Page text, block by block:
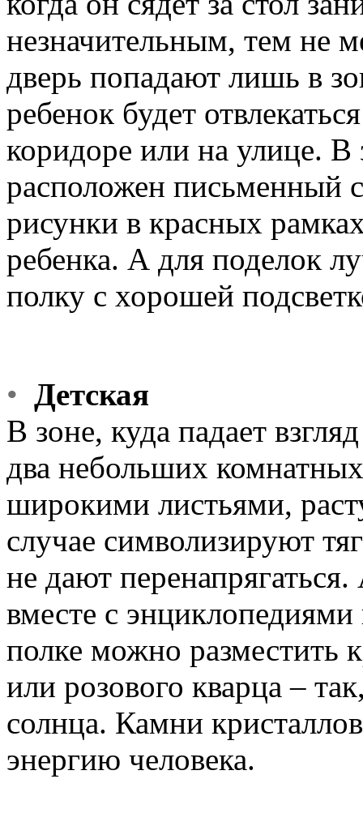
незначительным, тем не
дверь попадают лишь в
ребенок будет
коридоре или на улице. В
расположен письменный
рисунки в красных
ребенка. А для поделок
полку с хорошей
• Детская
В зоне, куда падает
два небольших
широкими листьями,
случае символизируют
не дают
вместе с
полке можно разместить
или розового кварца –
солнца. Камни
энергию человека.